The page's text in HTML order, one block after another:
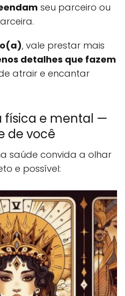
seu parceiro ou
, vale prestar mais
detalhes que fazem
atrair e encantar
física e mental —
de você
saúde convida a olhar
e possível: